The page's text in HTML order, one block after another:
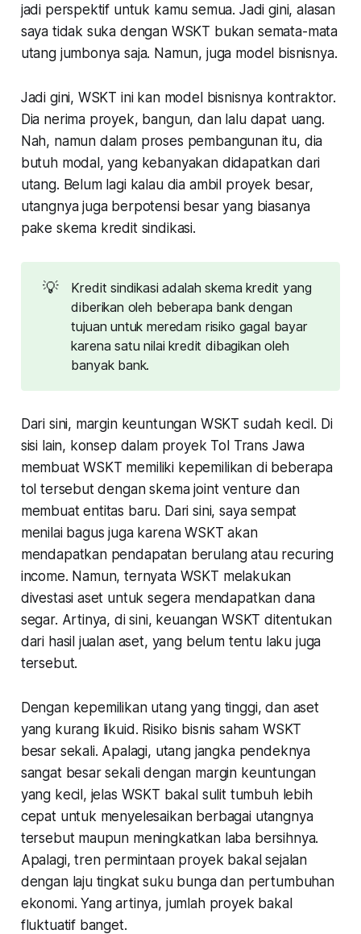
jadi perspektif untuk kamu semua. Jadi gini, alasan
saya tidak suka dengan WSKT bukan semata-mata
utang jumbonya saja. Namun, juga model bisnisnya.
Jadi gini, WSKT ini kan model bisnisnya kontraktor.
Dia nerima proyek, bangun, dan lalu dapat uang.
Nah, namun dalam proses pembangunan itu, dia
butuh modal, yang kebanyakan didapatkan dari
utang. Belum lagi kalau dia ambil proyek besar,
utangnya juga berpotensi besar yang biasanya
pake skema kredit sindikasi.
💡
Kredit sindikasi adalah skema kredit yang
diberikan oleh beberapa bank dengan
tujuan untuk meredam risiko gagal bayar
karena satu nilai kredit dibagikan oleh
banyak bank.
Dari sini, margin keuntungan WSKT sudah kecil. Di
sisi lain, konsep dalam proyek Tol Trans Jawa
membuat WSKT memiliki kepemilikan di beberapa
tol tersebut dengan skema joint venture dan
membuat entitas baru. Dari sini, saya sempat
menilai bagus juga karena WSKT akan
mendapatkan pendapatan berulang atau recuring
income. Namun, ternyata WSKT melakukan
divestasi aset untuk segera mendapatkan dana
segar. Artinya, di sini, keuangan WSKT ditentukan
dari hasil jualan aset, yang belum tentu laku juga
tersebut.
Dengan kepemilikan utang yang tinggi, dan aset
yang kurang likuid. Risiko bisnis saham WSKT
besar sekali. Apalagi, utang jangka pendeknya
sangat besar sekali dengan margin keuntungan
yang kecil, jelas WSKT bakal sulit tumbuh lebih
cepat untuk menyelesaikan berbagai utangnya
tersebut maupun meningkatkan laba bersihnya.
Apalagi, tren permintaan proyek bakal sejalan
dengan laju tingkat suku bunga dan pertumbuhan
ekonomi. Yang artinya, jumlah proyek bakal
fluktuatif banget.